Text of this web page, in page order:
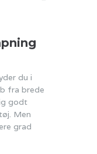
du i
fra brede
godt
Men
grad